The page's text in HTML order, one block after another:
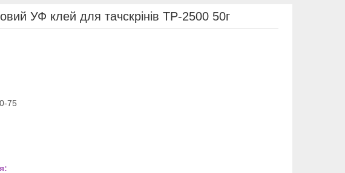
УФ клей для тачскрінів TP-2500 50г
75